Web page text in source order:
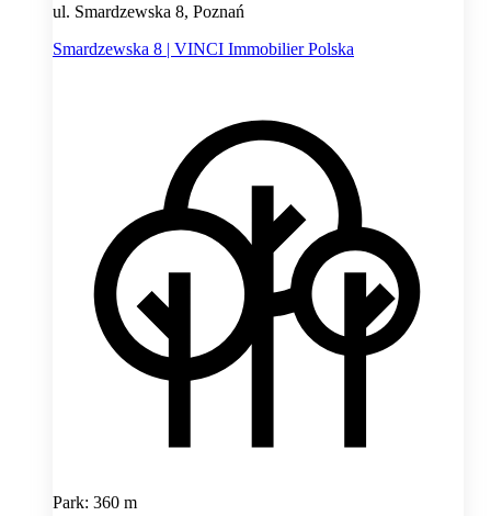
ul. Smardzewska 8, Poznań
Smardzewska 8 | VINCI Immobilier Polska
Park: 360 m